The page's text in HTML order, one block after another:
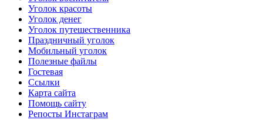
Уголок красоты
Уголок денег
Уголок путешественника
Праздничный уголок
Мобильный уголок
Полезные файлы
Гостевая
Ссылки
Карта сайта
Помощь сайту
Репосты Инстаграм